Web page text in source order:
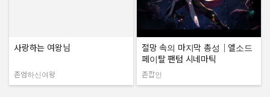
사랑하는 여왕님
작성자:
존엄하신여왕
절망 속의 마지막 총성｜엘소드
페이탈 팬텀 시네마틱
작성자:
존깝인